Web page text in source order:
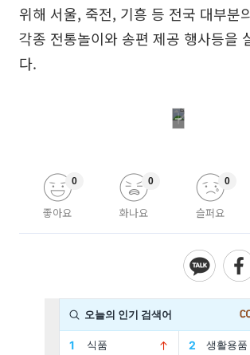
위해 서울, 죽전, 기흥 등 전국 대부분
각종 전통놀이와 송편 제공 행사등을
다.
좋아요
0
화나요
0
슬퍼요
0